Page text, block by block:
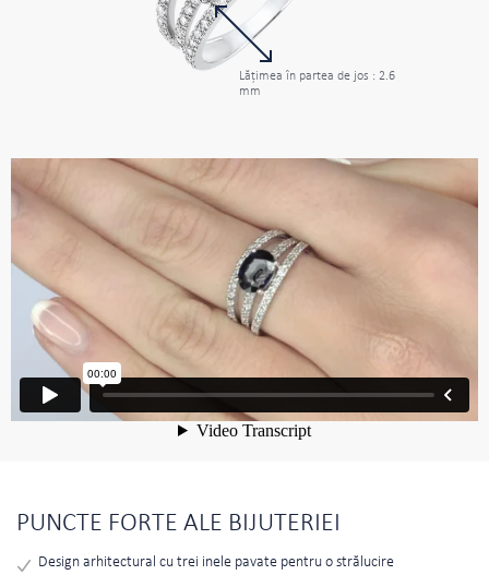
Lăţimea în partea de jos : 2.6
mm
PUNCTE FORTE ALE BIJUTERIEI
Design arhitectural cu trei inele pavate pentru o strălucire